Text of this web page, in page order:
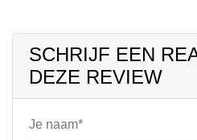
SCHRIJF EEN
DEZE REVIEW
Je naam*